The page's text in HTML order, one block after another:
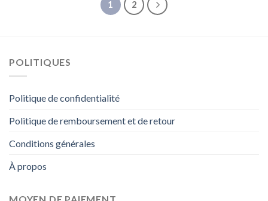
1 2
POLITIQUES
Politique de confidentialité
Politique de remboursement et de retour
Conditions générales
À propos